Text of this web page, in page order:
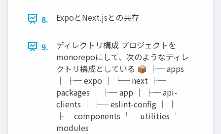
8. ExpoとNext.jsとの共存
9.
ディレクトリ構成 プロジェクトを
monorepoにして、次のようなディレ
クトリ構成としている 📦 ├─ apps
│ ├─ expo │ └─ next ├─
packages │ ├─ app │ ├─ api-
clients │ ├─ eslint-config │ │
├─ components └─ utilities └─
modules